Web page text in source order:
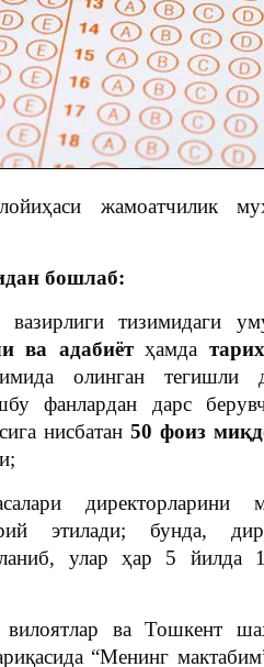
жамоатчилик
бошлаб:
тизимидаги
ва адабиётҳамда
олинган тегишли
фанлардан дарс
нисбатан 50 фоиз
директорларини
этилади; бунда,
улар ҳар 5 йилда
вилоятлар ва Тошкент
“Менинг